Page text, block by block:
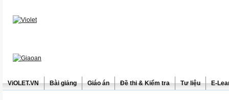
ViOLET.VN Bài giảng Giáo án Đề thi & Kiểm tra Tư liệu E-